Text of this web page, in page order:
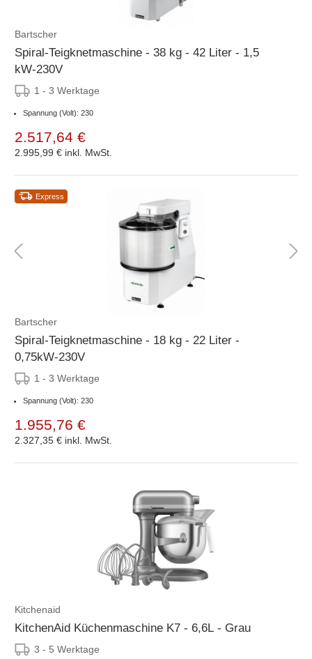
Bartscher
Spiral-Teigknetmaschine - 38 kg - 42 Liter - 1,5
kW-230V
1 - 3 Werktage
Spannung (Volt): 230
2.517,64 €
2.995,99 € inkl. MwSt.
Express
Bartscher
Spiral-Teigknetmaschine - 18 kg - 22 Liter -
0,75kW-230V
1 - 3 Werktage
Spannung (Volt): 230
1.955,76 €
2.327,35 € inkl. MwSt.
Kitchenaid
KitchenAid Küchenmaschine K7 - 6,6L - Grau
3 - 5 Werktage